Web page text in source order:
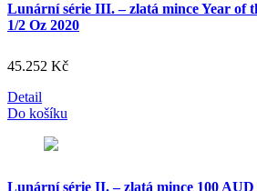
Lunární série III. – zlatá mince Year of
1/2 Oz 2020
45.252 Kč
Detail
Do košíku
Lunární série II. – zlatá mince 100